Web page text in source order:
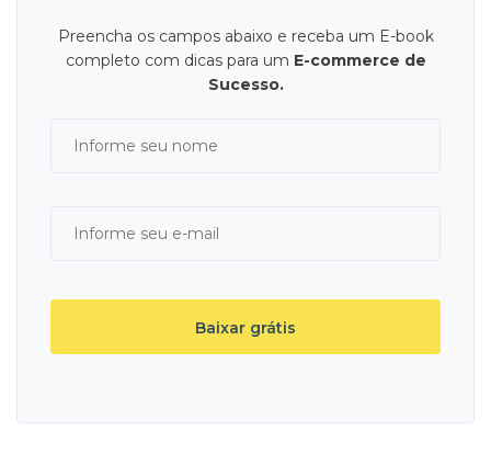
Preencha os campos abaixo e receba um E-book
completo com dicas para um E-commerce de
Sucesso.